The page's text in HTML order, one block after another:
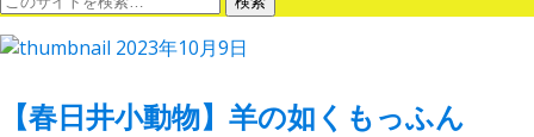
2023年10月9日
【春日井小動物】羊の如くもっふん